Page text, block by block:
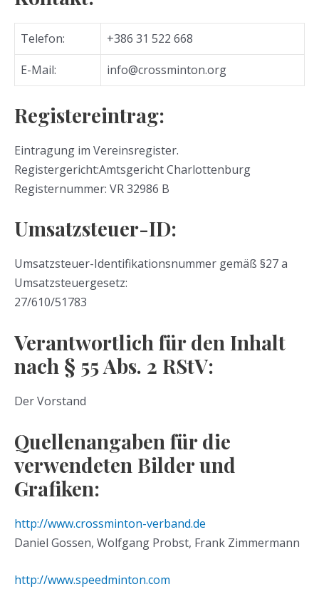
Telefon:
+386 31 522 668
E-Mail:
info@crossminton.org
Registereintrag:
Eintragung im Vereinsregister.
Registergericht:Amtsgericht Charlottenburg
Registernummer: VR 32986 B
Umsatzsteuer-ID:
Umsatzsteuer-Identifikationsnummer gemäß §27 a
Umsatzsteuergesetz:
27/610/51783
Verantwortlich für den Inhalt
nach § 55 Abs. 2 RStV:
Der Vorstand
Quellenangaben für die
verwendeten Bilder und
Grafiken:
http://www.crossminton-verband.de
Daniel Gossen, Wolfgang Probst, Frank Zimmermann
http://www.speedminton.com